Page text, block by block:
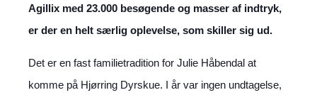
Agillix med 23.000 besøgende og masser af indtryk,
er der en helt særlig oplevelse, som skiller sig ud.
Det er en fast familietradition for Julie Håbendal at
komme på Hjørring Dyrskue. I år var ingen undtagelse,